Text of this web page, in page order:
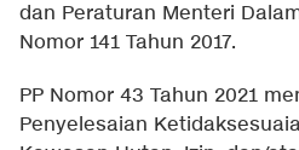
dan Peraturan Menteri
Nomor 141 Tahun 2017.
PP Nomor 43 Tahun 2021
Penyelesaian